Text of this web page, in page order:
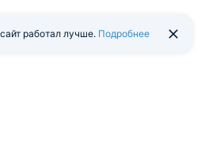
работал лучше. Подробнее